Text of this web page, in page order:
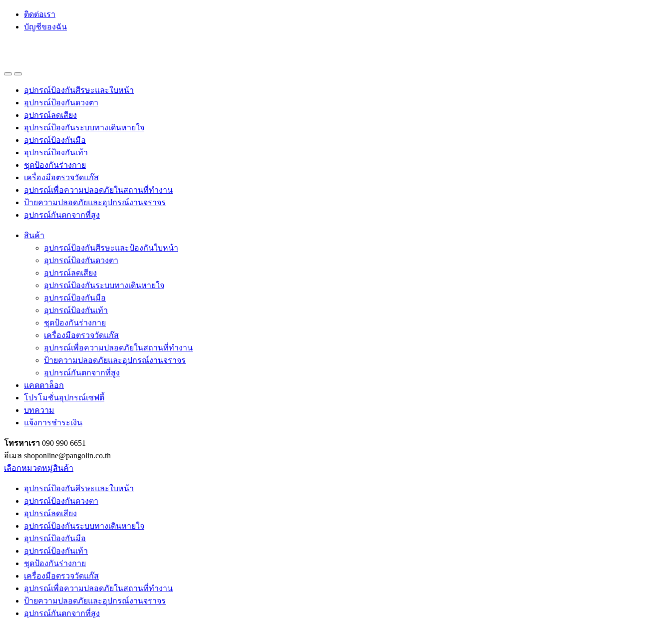
Skip
navigation
Skip
content
ติดต่อเรา
บัญชีของฉัน
อุปกรณ์ป้องกันศีรษะและใบหน้า
อุปกรณ์ป้องกันดวงตา
อุปกรณ์ลดเสียง
อุปกรณ์ป้องกันระบบทางเดินหายใจ
อุปกรณ์ป้องกันมือ
อุปกรณ์ป้องกันเท้า
ชุดป้องกันร่างกาย
เครื่องมือตรวจวัดแก๊ส
อุปกรณ์เพื่อความปลอดภัยในสถานที่ทำงาน
ป้ายความปลอดภัยและอุปกรณ์งานจราจร
อุปกรณ์กันตกจากที่สูง
สินค้า
อุปกรณ์ป้องกันศีรษะและป้องกันใบหน้า
อุปกรณ์ป้องกันดวงตา
อุปกรณ์ลดเสียง
อุปกรณ์ป้องกันระบบทางเดินหายใจ
อุปกรณ์ป้องกันมือ
อุปกรณ์ป้องกันเท้า
ชุดป้องกันร่างกาย
เครื่องมือตรวจวัดแก๊ส
อุปกรณ์เพื่อความปลอดภัยในสถานที่ทำงาน
ป้ายความปลอดภัยและอุปกรณ์งานจราจร
อุปกรณ์กันตกจากที่สูง
แคตตาล็อก
โปรโมชั่นอุปกรณ์เซฟตี้
บทความ
แจ้งการชำระเงิน
โทรหาเรา 090 990 6651
อีเมล shoponline@pangolin.co.th
เลือกหมวดหมู่สินค้า
อุปกรณ์ป้องกันศีรษะและใบหน้า
อุปกรณ์ป้องกันดวงตา
อุปกรณ์ลดเสียง
อุปกรณ์ป้องกันระบบทางเดินหายใจ
อุปกรณ์ป้องกันมือ
อุปกรณ์ป้องกันเท้า
ชุดป้องกันร่างกาย
เครื่องมือตรวจวัดแก๊ส
อุปกรณ์เพื่อความปลอดภัยในสถานที่ทำงาน
ป้ายความปลอดภัยและอุปกรณ์งานจราจร
อุปกรณ์กันตกจากที่สูง